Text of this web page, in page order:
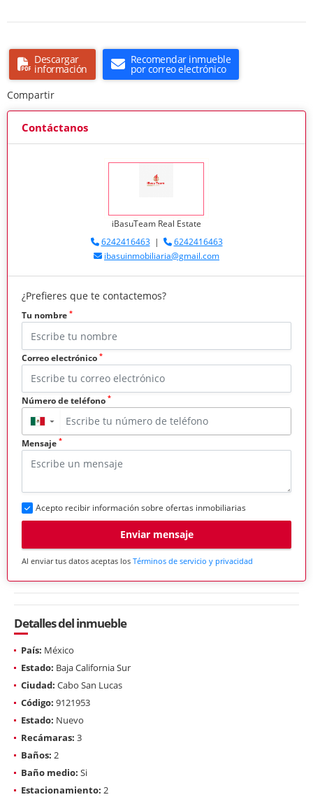
Descargar
información
Recomendar inmueble
por correo electrónico
Compartir
Contáctanos
iBasuTeam Real Estate
6242416463|
6242416463
ibasuinmobiliaria@gmail.com
¿Prefieres que te contactemos?
Tu nombre *
Correo electrónico *
Número de teléfono *
▼
Mensaje *
Acepto recibir información sobre ofertas inmobiliarias
Enviar mensaje
Al enviar tus datos aceptas los Términos de servicio y privacidad
Detalles del inmueble
País: México
Estado: Baja California Sur
Ciudad: Cabo San Lucas
Código: 9121953
Estado: Nuevo
Recámaras: 3
Baños: 2
Baño medio: Si
Estacionamiento: 2